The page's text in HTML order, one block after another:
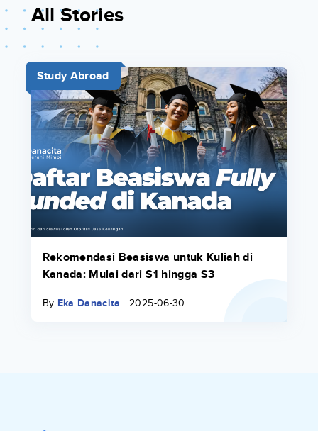
All Stories
Study Abroad
Rekomendasi Beasiswa untuk Kuliah di
Kanada: Mulai dari S1 hingga S3
By Eka Danacita 2025-06-30